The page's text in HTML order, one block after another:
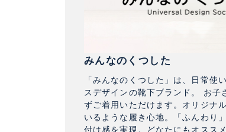
みんなのくつした
「みんなのくつした」は、日常使
スデザインの靴下ブランド。 お子
ずご着用いただけます。オリジナ
いるような履き心地。「ふんわり
付け感を実現。どなたにもオスス